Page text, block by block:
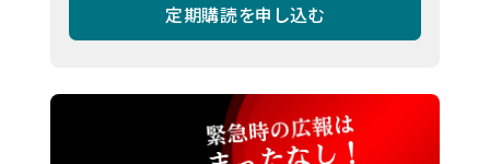
定期購読を申し込む